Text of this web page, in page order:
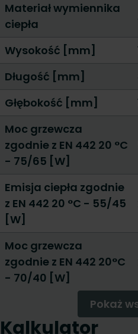
Materiał wymiennika
ciepła
Wysokość [mm]
Długość [mm]
Głębokość [mm]
Moc grzewcza
zgodnie z EN 442 20 °C
- 75/65 [W]
Emisja ciepła zgodnie
z EN 442 20 °C - 55/45
[W]
Moc grzewcza
zgodnie z EN 442 20°C
- 70/40 [W]
Pokaż
Kalkulator